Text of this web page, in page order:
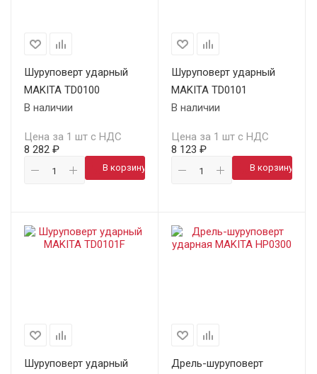
Шуруповерт ударный
MAKITA TD0100
В наличии
Цена за 1 шт с НДС
8 282 ₽
В корзину
Шуруповерт ударный
MAKITA TD0101
В наличии
Цена за 1 шт с НДС
8 123 ₽
В корзину
Шуруповерт ударный
Дрель-шуруповерт